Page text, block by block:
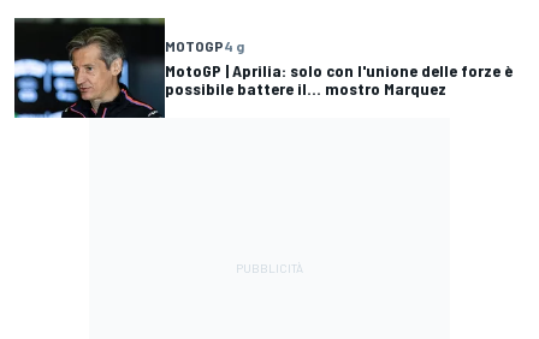
MOTOGP4 g
MotoGP | Aprilia: solo con l'unione delle forze è
possibile battere il... mostro Marquez